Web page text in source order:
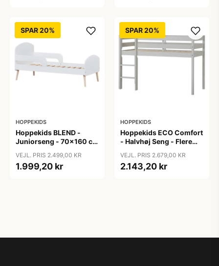
SPAR 20%
HOPPEKIDS
Hoppekids BLEND -
Juniorseng - 70x160 cm
VEJL. PRIS 2.499,00 KR
1.999,20 kr
SPAR 20%
HOPPEKIDS
Hoppekids ECO Comfort
- Halvhøj Seng - Flere
VEJL. PRIS 2.679,00 KR
2.143,20 kr